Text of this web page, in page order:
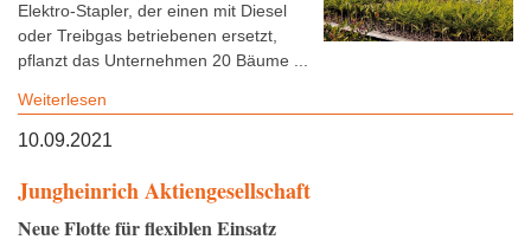
Elektro-Stapler, der einen mit Diesel
oder Treibgas betriebenen ersetzt,
pflanzt das Unternehmen 20 Bäume ...
Weiterlesen
10.09.2021
Jungheinrich Aktiengesellschaft
Neue Flotte für flexiblen Einsatz